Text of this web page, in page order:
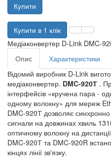
Купити
Купити в 1 клік
Медіаконвертер D-Link DMC-
Опис
Характеристики
Відомий виробник D-Link
медіаконвертер. DMC-920Т .
інтерфейсів «кручена пара -
одному волокну» для мереж
DMC-920Т дозволяє
сигнали на довжинах хвиль
оптичному волокну на
DMC-920Т та DMC-920R
кінцях лінії зв'язку.